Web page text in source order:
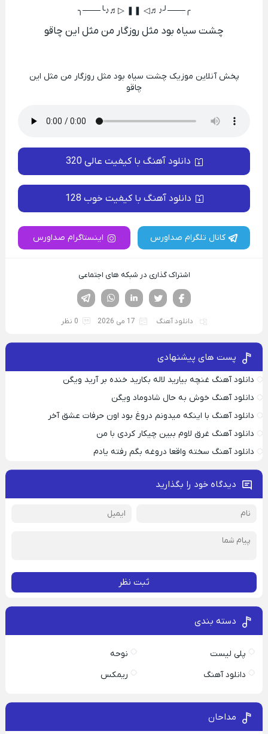
╭───╯♪♬◁ ❚❚ ▷♬♪╰───╮
چشت سیاه بود مثل روزگار من مثل این چاقو
پخش آنلاین موزیک چشت سیاه بود مثل روزگار من مثل این
چاقو
دانلود آهنگ با کیفیت عالی 320
دانلود آهنگ با کیفیت خوب 128
کانال تلگرام صداورس اینستاگرام صداورس
اشتراک گذاری در شبکه های اجتماعی
لینکدین تویتر
فیسوک
دانلود آهنگ 17 می 2026 0 نظر
پست های پیشنهادی
دانلود آهنگ غنچه بیارید لاله بکارید خنده بر آرید ویگن
دانلود آهنگ خوش به حال شادوماد ویگن
دانلود آهنگ با اینکه میدونم دروغ بود اون حرفات عشق آخر
دانلود آهنگ غرق لاوم ببین چیکار کردی با من
دانلود آهنگ سخته واقعا دروغه بگم رفته یادم
دیدگاه خود را بگذارید
ثبت نظر
دسته بندی
پلی لیست
نوحه
دانلود آهنگ
ریمکس
مداحان